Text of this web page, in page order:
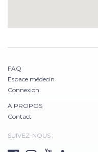
FAQ
Espace médecin
Connexion
À PROPOS
Contact
SUIVEZ-NOUS :